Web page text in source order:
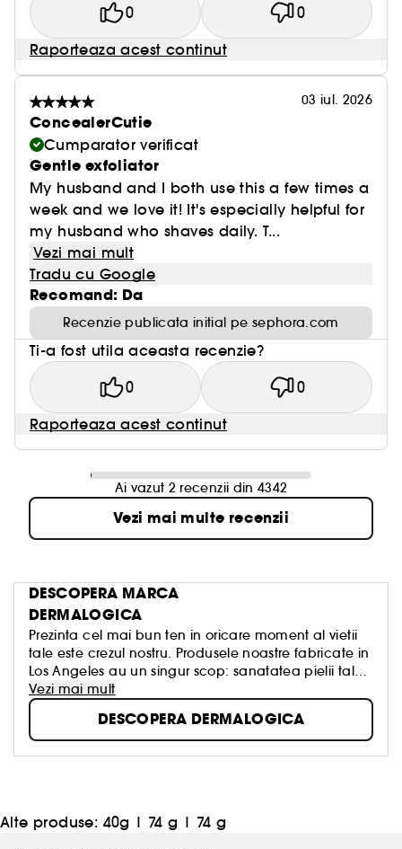
0 0
Raporteaza acest continut
03 iul. 2026
ConcealerCutie
Cumparator verificat
Gentle exfoliator
My husband and I both use this a few times a
week and we love it! It's especially helpful for
my husband who shaves daily. T...
Vezi mai mult
Tradu cu Google
Recomand: Da
Recenzie publicata initial pe sephora.com
Ti-a fost utila aceasta recenzie?
0 0
Raporteaza acest continut
Ai vazut 2 recenzii din 4342
Vezi mai multe recenzii
DESCOPERA MARCA
DERMALOGICA
Prezinta cel mai bun ten in oricare moment al vietii
tale este crezul nostru. Produsele noastre fabricate in
Los Angeles au un singur scop: sanatatea pielii tale,
fara ritualuri inutile, fara cure miraculoase, fara
promisiuni false. Prin urmare, am creat produse care
beneficiaza de cele mai bune ingrediente din
natura si tehnologie. Acesta este motivul pentru care
Dermalogica este alegerea nr. 1 a institutelor de
Vezi mai mult
DESCOPERA DERMALOGICA
Alte produse: 40g | 74 g | 74 g